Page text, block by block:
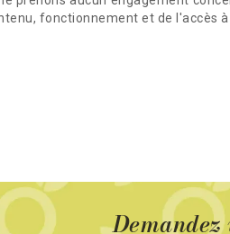
fonctionnement et de l'accès à
Demandez